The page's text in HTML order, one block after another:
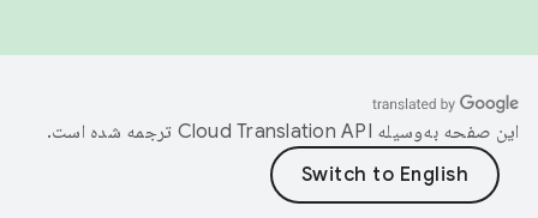
این صفحه به‌وسیله ترجمه شده است.